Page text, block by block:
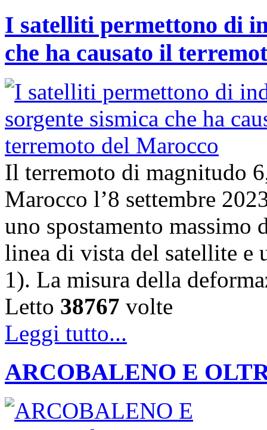
I satelliti permettono di
che ha causato il
Il terremoto di magnitudo
Marocco l’8 settembre
uno spostamento
linea di vista del satellite
1). La misura della
Letto 38767 volte
Leggi tutto...
ARCOBALENO E